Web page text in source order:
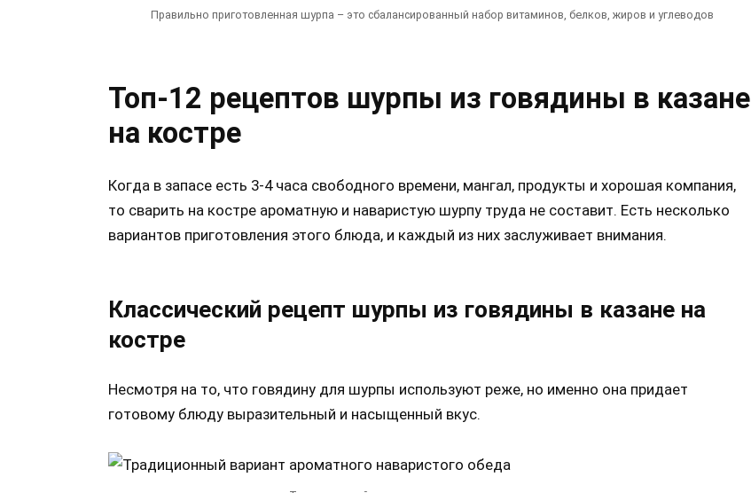
Правильно приготовленная шурпа – это сбалансированный набор витаминов, белков, жиров и углеводов
Топ-12 рецептов шурпы из говядины в казане
на костре
Когда в запасе есть 3-4 часа свободного времени, мангал, продукты и хорошая компания,
то сварить на костре ароматную и наваристую шурпу труда не составит. Есть несколько
вариантов приготовления этого блюда, и каждый из них заслуживает внимания.
Классический рецепт шурпы из говядины в казане на
костре
Несмотря на то, что говядину для шурпы используют реже, но именно она придает
готовому блюду выразительный и насыщенный вкус.